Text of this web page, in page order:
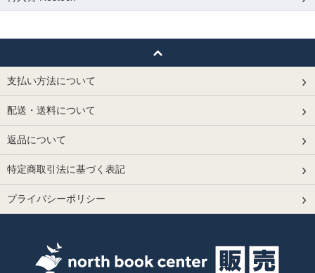
支払い方法について
配送・送料について
返品について
特定商取引法に基づく表記
プライバシーポリシー